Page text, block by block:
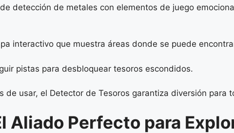
detección de metales con elementos de juego
interactivo que muestra áreas donde se puede
pistas para desbloquear tesoros escondidos.
de usar, el Detector de Tesoros garantiza diversión para
Aliado Perfecto para